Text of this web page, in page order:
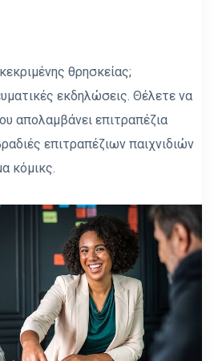
θρησκείας;
εκδηλώσεις. Θέλετε να
απολαμβάνει επιτραπέζια
επιτραπέζιων παιχνιδιών
κόμικς.